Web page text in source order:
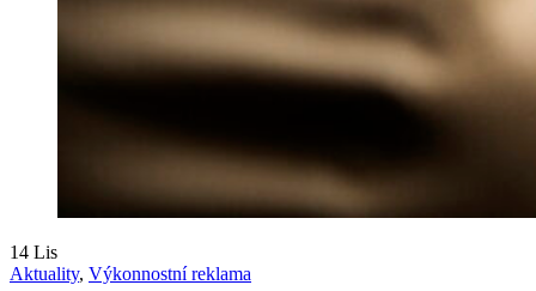
14 Lis
Aktuality, Výkonnostní reklama